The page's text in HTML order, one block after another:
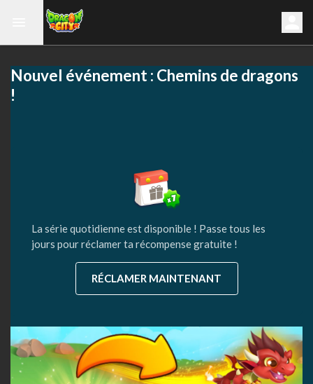
Nouvel événement : Chemins de dragons
!
La série quotidienne est disponible ! Passe tous les
jours pour réclamer ta récompense gratuite !
RÉCLAMER MAINTENANT